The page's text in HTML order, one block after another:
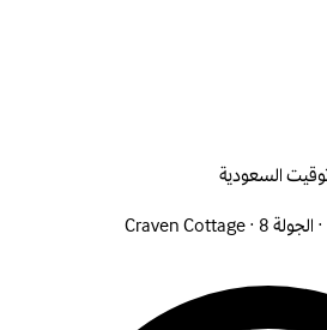
·الجولة 8 ·
Craven Cottage